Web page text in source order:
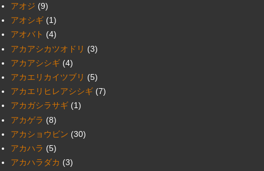
アオジ (9)
アオシギ (1)
アオバト (4)
アカアシカツオドリ (3)
アカアシシギ (4)
アカエリカイツブリ (5)
アカエリヒレアシシギ (7)
アカガシラサギ (1)
アカゲラ (8)
アカショウビン (30)
アカハラ (5)
アカハラダカ (3)